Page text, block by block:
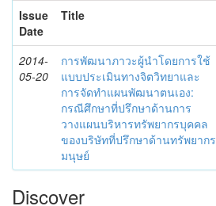
Issue
Date
Title
2014-
05-20
การพัฒนาภาวะผู้นำโดยการใช้
แบบประเมินทางจิตวิทยาและ
การจัดทำแผนพัฒนาตนเอง:
กรณีศึกษาที่ปรึกษาด้านการ
วางแผนบริหารทรัพยากรบุคคล
ของบริษัทที่ปรึกษาด้านทรัพยากร
มนุษย์
Discover